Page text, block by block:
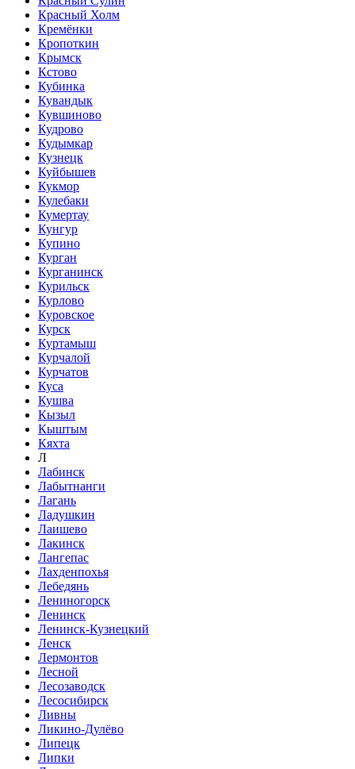
Красный Холм
Кремёнки
Кропоткин
Крымск
Кстово
Кубинка
Кувандык
Кувшиново
Кудрово
Кудымкар
Кузнецк
Куйбышев
Кукмор
Кулебаки
Кумертау
Кунгур
Купино
Курган
Курганинск
Курильск
Курлово
Куровское
Курск
Куртамыш
Курчалой
Курчатов
Куса
Кушва
Кызыл
Кыштым
Кяхта
Л
Лабинск
Лабытнанги
Лагань
Ладушкин
Лаишево
Лакинск
Лангепас
Лахденпохья
Лебедянь
Лениногорск
Ленинск
Ленинск-Кузнецкий
Ленск
Лермонтов
Лесной
Лесозаводск
Лесосибирск
Ливны
Ликино-Дулёво
Липецк
Липки